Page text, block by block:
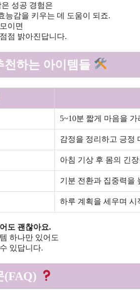
성공 경험은
능감을 키우는 데 도움이 되죠.
이면
점 밝아진답니다.
천하는 아이템들
5~10분 짧게 마음을
감정을 정리하고 긍정
아침 기상 후 몸의 긴
기분 전환과 집중력을
하루 계획을 세우며 시
도 괜찮아요.
하나만 있어도
있답니다.
(FAQ)